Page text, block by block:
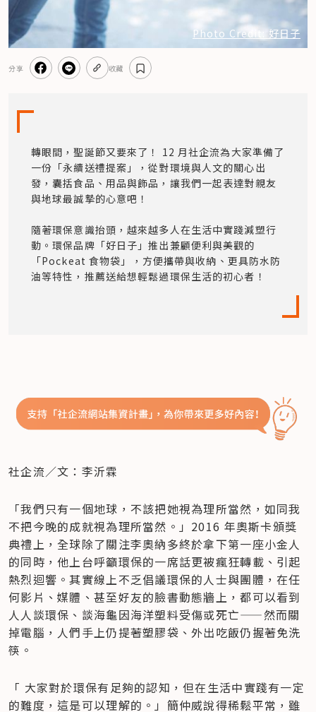
Photo Credit: 好日子
分享 收藏
轉眼間，聖誕節又要來了！ 12 月社企流為大家準備了
一份「永續送禮提案」，從對環境與人文的關心出
發，囊括食品、用品與飾品，讓我們一起表達對親友
與地球最誠摯的心意吧！
隨著環保意識抬頭，越來越多人在生活中實踐減塑行
動。環保品牌「好日子」推出兼顧便利與美觀的
「Pockeat 食物袋」，方便攜帶與收納、更具防水防
油等特性，推薦送給想輕鬆過環保生活的初心者！
社企流／文：李沂霖
「我們只有一個地球，不該把她視為理所當然，如同我
不把今晚的成就視為理所當然。」2016 年奧斯卡頒獎
典禮上，全球除了關注李奧納多終於拿下第一座小金人
的同時，他上台呼籲環保的一席話更被瘋狂轉載、引起
熱烈迴響。其實線上不乏倡議環保的人士與團體，在任
何影片、媒體、甚至好友的臉書動態牆上，都可以看到
人人談環保、談海龜因海洋塑料受傷或死亡——然而關
掉電腦，人們手上仍提著塑膠袋、外出吃飯仍握著免洗
筷。
「 大家對於環保有足夠的認知，但在生活中實踐有一定
的難度，這是可以理解的。」簡仲威說得稀鬆平常，雖